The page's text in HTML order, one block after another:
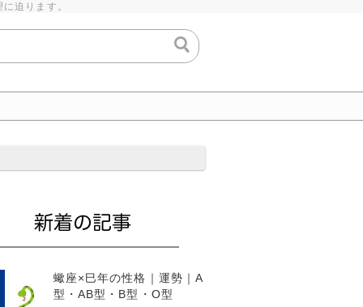
迫ります。
蠍座×巳年の性格｜運勢｜A
型・AB型・B型・O型